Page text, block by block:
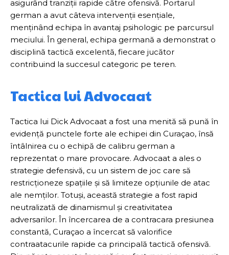
asigurând tranziții rapide către ofensivă. Portarul
german a avut câteva intervenții esențiale,
menținând echipa în avantaj psihologic pe parcursul
meciului. În general, echipa germană a demonstrat o
disciplină tactică excelentă, fiecare jucător
contribuind la succesul categoric pe teren.
Tactica lui Advocaat
Tactica lui Dick Advocaat a fost una menită să pună în
evidență punctele forte ale echipei din Curaçao, însă
întâlnirea cu o echipă de calibru german a
reprezentat o mare provocare. Advocaat a ales o
strategie defensivă, cu un sistem de joc care să
restricționeze spațiile și să limiteze opțiunile de atac
ale nemților. Totuși, această strategie a fost rapid
neutralizată de dinamismul și creativitatea
adversarilor. În încercarea de a contracara presiunea
constantă, Curaçao a încercat să valorifice
contraatacurile rapide ca principală tactică ofensivă.